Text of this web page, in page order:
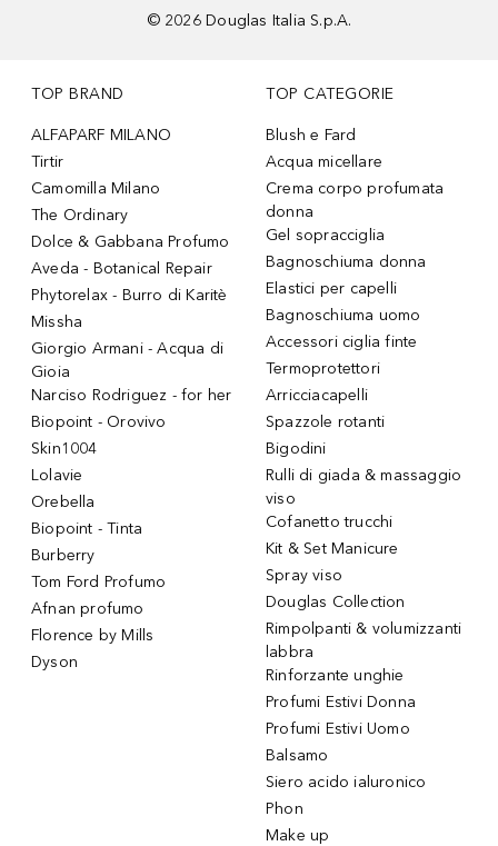
© 2026 Douglas Italia S.p.A.
TOP BRAND
ALFAPARF MILANO
Tirtir
Camomilla Milano
The Ordinary
Dolce & Gabbana Profumo
Aveda - Botanical Repair
Phytorelax - Burro di Karitè
Missha
Giorgio Armani - Acqua di
Gioia
Narciso Rodriguez - for her
Biopoint - Orovivo
Skin1004
Lolavie
Orebella
Biopoint - Tinta
Burberry
Tom Ford Profumo
Afnan profumo
Florence by Mills
Dyson
TOP CATEGORIE
Blush e Fard
Acqua micellare
Crema corpo profumata
donna
Gel sopracciglia
Bagnoschiuma donna
Elastici per capelli
Bagnoschiuma uomo
Accessori ciglia finte
Termoprotettori
Arricciacapelli
Spazzole rotanti
Bigodini
Rulli di giada & massaggio
viso
Cofanetto trucchi
Kit & Set Manicure
Spray viso
Douglas Collection
Rimpolpanti & volumizzanti
labbra
Rinforzante unghie
Profumi Estivi Donna
Profumi Estivi Uomo
Balsamo
Siero acido ialuronico
Phon
Make up